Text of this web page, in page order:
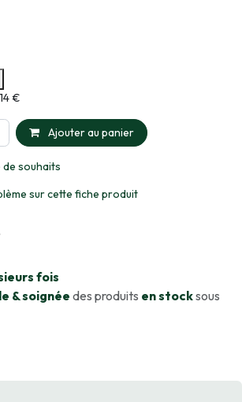
de paiement sélectionné
€
Ajouter au panier
souhaits
sur cette fiche produit
fois
& soignée des produits en stocksous